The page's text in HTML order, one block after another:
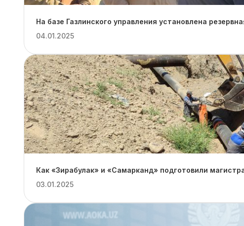
На базе Газлинского управления установлена
04.01.2025
Как «Зирабулак» и «Самарканд» подготовили
03.01.2025